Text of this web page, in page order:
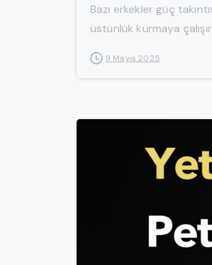
Bazı erkekler güç
üstünlük kurmaya
9 Mayıs 2025